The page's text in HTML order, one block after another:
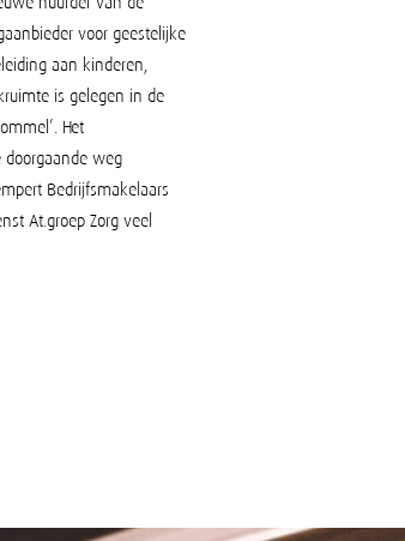
voor geestelijke
aan kinderen,
is gelegen in de
Het
weg
Bedrijfsmakelaars
At.groep Zorg veel